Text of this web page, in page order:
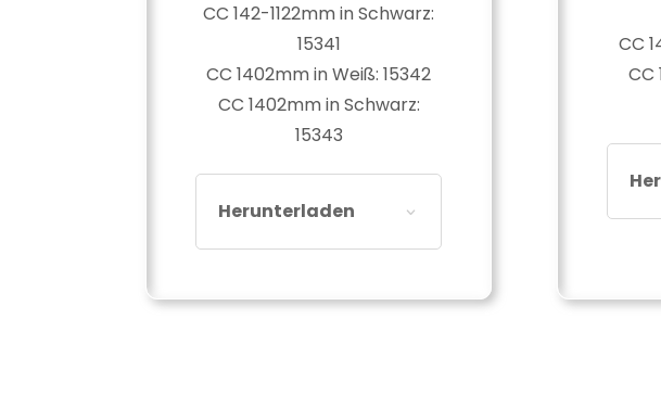
CC 142-1122mm in Schwarz:
15341
CC 1402mm in Weiß: 15342
CC 1402mm in Schwarz:
15343
Herunterladen
CC
CC